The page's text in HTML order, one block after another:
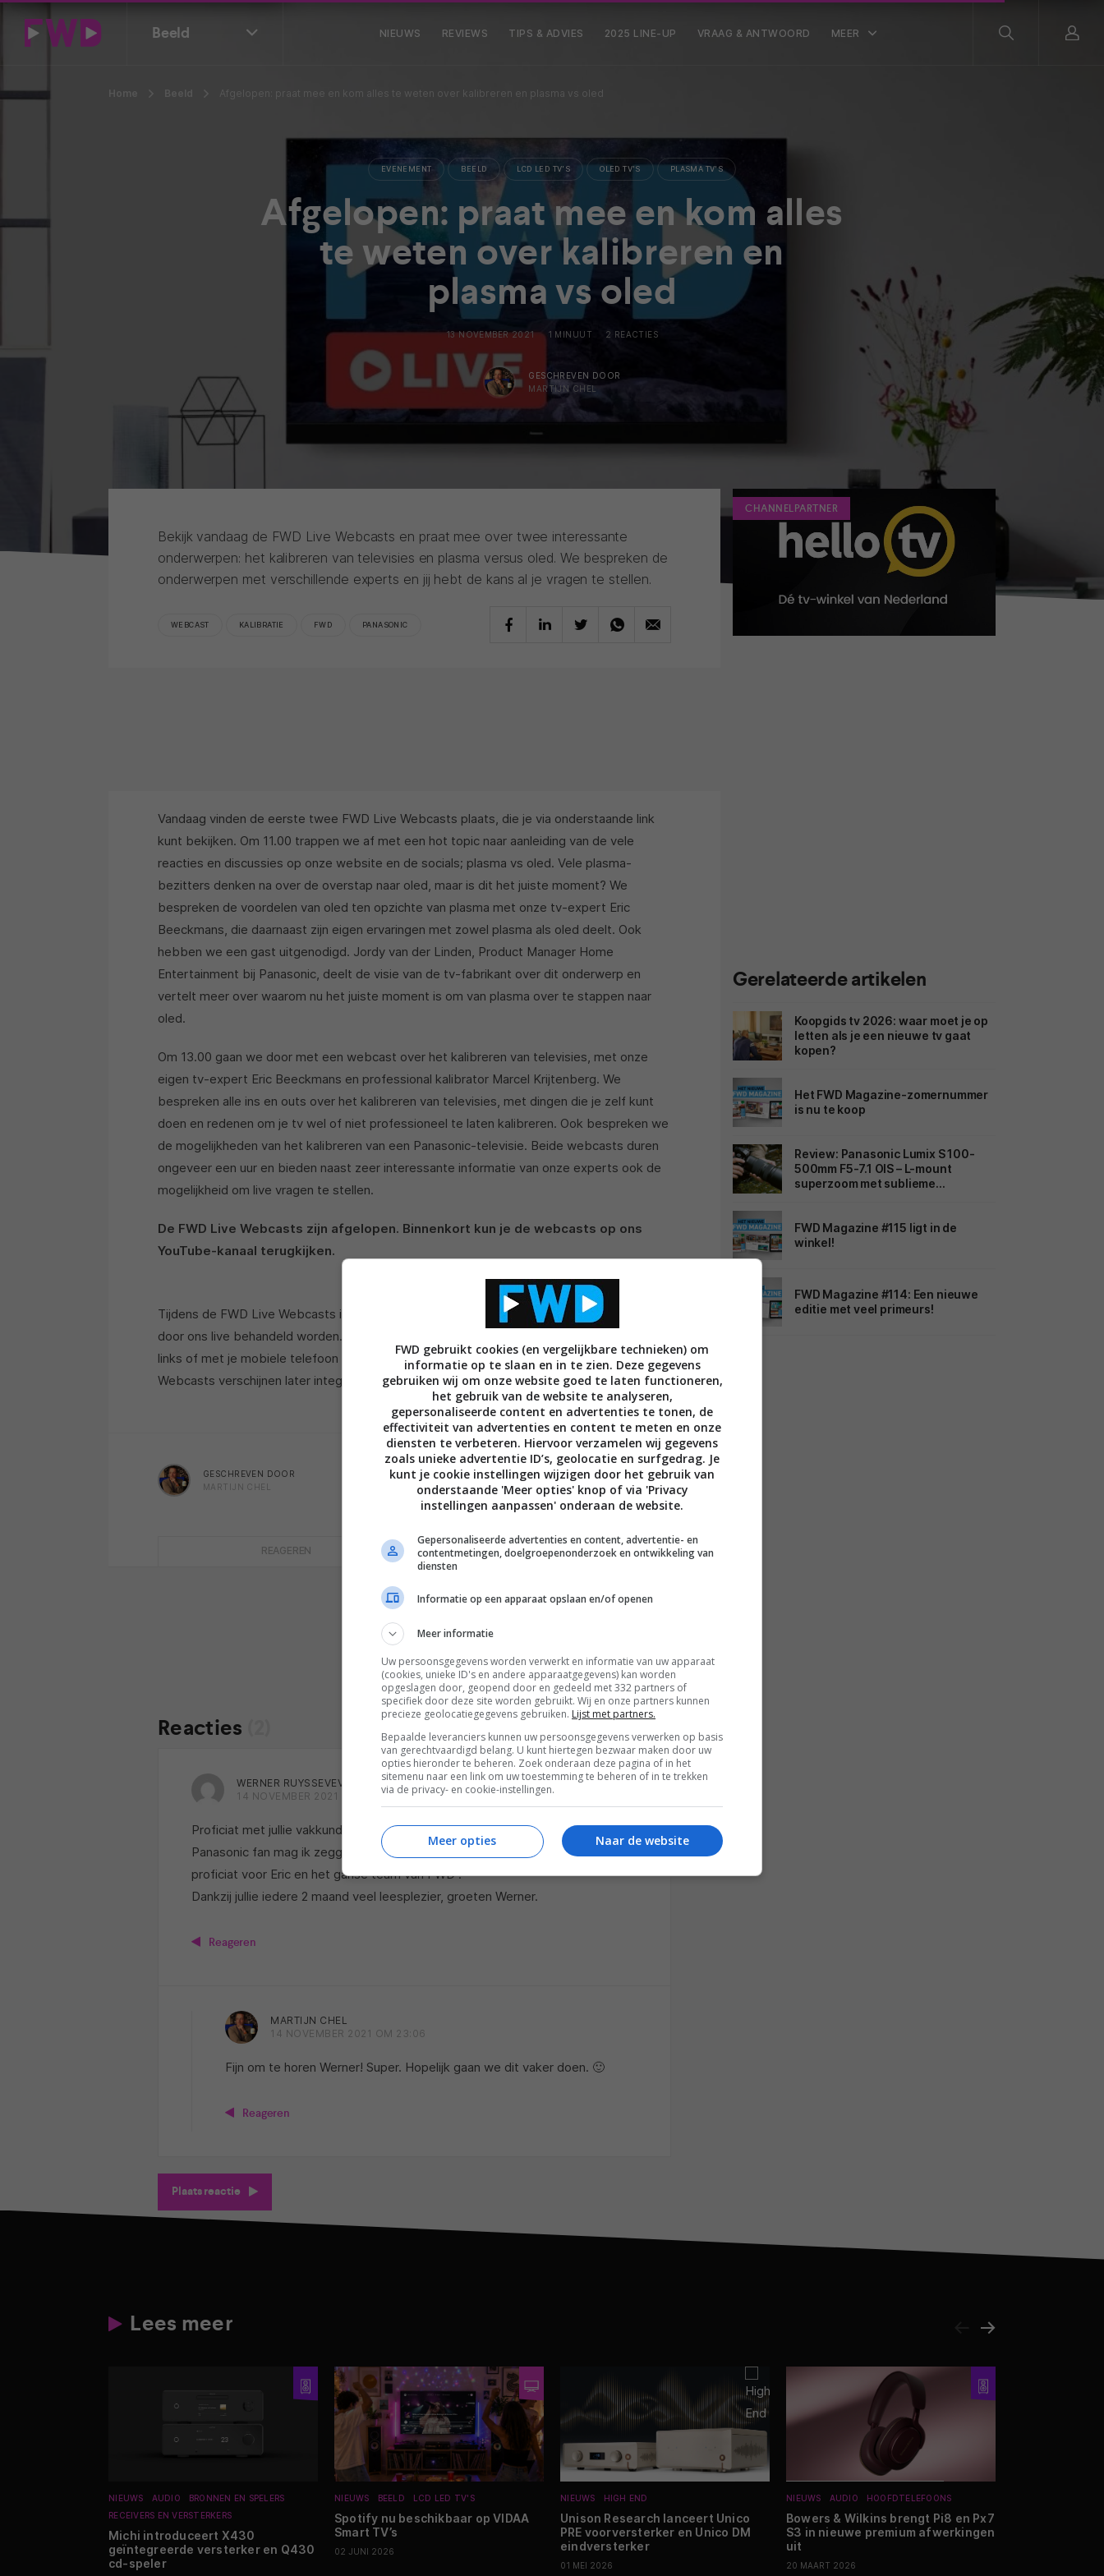
Beeld NIEUWS REVIEWS TIPS & ADVIES 2025 LINE-UP VRAAG & ANTWOORD MEER
Home Beeld Afgelopen: praat mee en kom alles te weten over kalibreren en plasma vs oled
EVENEMENT BEELD LCD LED TV'S OLED TV'S PLASMA TV'S
Afgelopen: praat mee en kom alles
te weten over kalibreren en
plasma vs oled
13 NOVEMBER 2021 1 MINUUT 2 REACTIES
GESCHREVEN DOOR
MARTIJN CHEL
Bekijk vandaag de FWD Live Webcasts en praat mee over twee interessante
onderwerpen: het kalibreren van televisies en plasma versus oled. We bespreken de
onderwerpen met verschillende experts en jij hebt de kans al je vragen te stellen.
WEBCAST KALIBRATIE FWD PANASONIC
Vandaag vinden de eerste twee FWD Live Webcasts plaats, die je via onderstaande link
kunt bekijken. Om 11.00 trappen we af met een hot topic naar aanleiding van de vele
reacties en discussies op onze website en de socials; plasma vs oled. Vele plasma-
bezitters denken na over de overstap naar oled, maar is dit het juiste moment? We
bespreken de voordelen van oled ten opzichte van plasma met onze tv-expert Eric
Beeckmans, die daarnaast zijn eigen ervaringen met zowel plasma als oled deelt. Ook
hebben we een gast uitgenodigd. Jordy van der Linden, Product Manager Home
Entertainment bij Panasonic, deelt de visie van de tv-fabrikant over dit onderwerp en
vertelt meer over waarom nu het juiste moment is om van plasma over te stappen naar
oled.
Om 13.00 gaan we door met een webcast over het kalibreren van televisies, met onze
eigen tv-expert Eric Beeckmans en professional kalibrator Marcel Krijtenberg. We
bespreken alle ins en outs over het kalibreren van televisies, met dingen die je zelf kunt
doen en redenen om je tv wel of niet professioneel te laten kalibreren. Ook bespreken we
de mogelijkheden van het kalibreren van een Panasonic-televisie. Beide webcasts duren
ongeveer een uur en bieden naast zeer interessante informatie van onze experts ook de
mogelijkheid om live vragen te stellen.
De FWD Live Webcasts zijn afgelopen. Binnenkort kun je de webcasts op ons
YouTube-kanaal terugkijken.
Tijdens de FWD Live Webcasts is het mogelijk direct te reageren en vragen te stellen die
door ons live behandeld worden. Vragen kunnen gesteld worden via de bovenstaande
links of met je mobiele telefoon (zie QR-code via bovenstaande links). De FWD Live
Webcasts verschijnen later integraal op ons YouTube-kanaal.
GESCHREVEN DOOR
MARTIJN CHEL
REAGEREN REACTIES (2)
Reacties
WERNER RUYSSEVEVELDT
14 NOVEMBER 2021 OM 21:37
Proficiat met jullie vakkundige uiteenzetting bij de beide webcasts . Als
Panasonic fan mag ik zeggen plasma was top en oled is top . Ook een dikke
proficiat voor Eric en het ganse team van FWD .
Dankzij jullie iedere 2 maand veel leesplezier, groeten Werner.
Reageren
MARTIJN CHEL
14 NOVEMBER 2021 OM 23:06
Fijn om te horen Werner! Super. Hopelijk gaan we dit vaker doen. 🙂
Reageren
Plaats reactie
CHANNELPARTNER
Gerelateerde artikelen
Koopgids tv 2026: waar moet je op
letten als je een nieuwe tv gaat
kopen?
Het FWD Magazine-zomernummer
is nu te koop
Review: Panasonic Lumix S 100-
500mm F5-7.1 OIS – L-mount
superzoom met sublieme
FWD Magazine #115 ligt in de
winkel!
FWD Magazine #114: Een nieuwe
editie met veel primeurs!
Lees meer
NIEUWS AUDIO
BRONNEN EN SPELERS
RECEIVERS EN VERSTERKERS
Michi introduceert X430
geïntegreerde versterker en Q430
cd-speler
NIEUWS BEELD LCD LED TV'S
Spotify nu beschikbaar op VIDAA
Smart TV’s
02 JUNI 2026
NIEUWS HIGH END
Unison Research lanceert Unico
PRE voorversterker en Unico DM
eindversterker
01 MEI 2026
NIEUWS AUDIO HOOFDTELEFOONS
Bowers & Wilkins brengt Pi8 en Px7
S3 in nieuwe premium afwerkingen
uit
20 MAART 2026
FWD gebruikt cookies (en vergelijkbare technieken) om
informatie op te slaan en in te zien. Deze gegevens
gebruiken wij om onze website goed te laten functioneren,
het gebruik van de website te analyseren,
gepersonaliseerde content en advertenties te tonen, de
effectiviteit van advertenties en content te meten en onze
diensten te verbeteren. Hiervoor verzamelen wij gegevens
zoals unieke advertentie ID’s, geolocatie en surfgedrag. Je
kunt je cookie instellingen wijzigen door het gebruik van
onderstaande 'Meer opties' knop of via 'Privacy
instellingen aanpassen' onderaan de website.
Gepersonaliseerde advertenties en content, advertentie- en
contentmetingen, doelgroepenonderzoek en ontwikkeling van
diensten
Informatie op een apparaat opslaan en/of openen
Meer informatie
Uw persoonsgegevens worden verwerkt en informatie van uw apparaat
(cookies, unieke ID's en andere apparaatgegevens) kan worden
opgeslagen door, geopend door en gedeeld met 332 partners of
specifiek door deze site worden gebruikt. Wij en onze partners kunnen
precieze geolocatiegegevens gebruiken. Lijst met partners.
Bepaalde leveranciers kunnen uw persoonsgegevens verwerken op basis
van gerechtvaardigd belang. U kunt hiertegen bezwaar maken door uw
opties hieronder te beheren. Zoek onderaan deze pagina of in het
sitemenu naar een link om uw toestemming te beheren of in te trekken
via de privacy- en cookie-instellingen.
Naar de website
Meer opties